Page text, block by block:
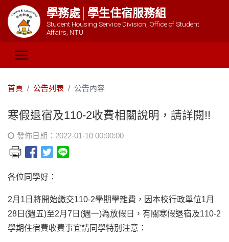
學務處│學生住宿服務組
Student Housing Service Division, Office of Student
Affairs, NTU
首頁 公告列表 公告內容
寒假退宿及110-2收費相關說明，請詳閱!!
發佈日期：2022-01-10 00:00:00
各位同學好：
2月1日將開始繳交110-2學期學雜費，因本校行政單位1月
28日(週五)至2月7日(週一)為放假日，有關寒假退宿及110-2
學期住宿費收費事宜請同學特別注意：